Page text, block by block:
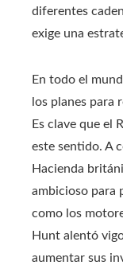
diferentes
exige una
En todo el
los planes para
Es clave que el
este sentido. A
Hacienda
ambicioso para
como los
Hunt alentó
aumentar sus